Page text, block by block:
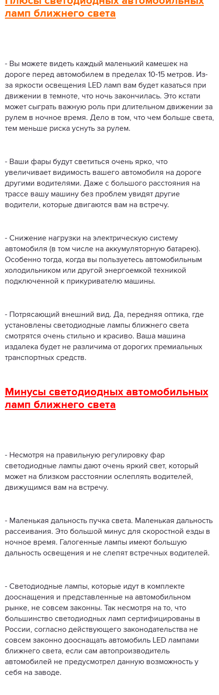
ламп ближнего света
- Вы можете видеть каждый маленький камешек на
дороге перед автомобилем в пределах 10-15 метров. Из-
за яркости освещения LED ламп вам будет казаться при
движении в темноте, что ночь закончилась. Это кстати
может сыграть важную роль при длительном движении за
рулем в ночное время. Дело в том, что чем больше света,
тем меньше риска уснуть за рулем.
- Ваши фары будут светиться очень ярко, что
увеличивает видимость вашего автомобиля на дороге
другими водителями. Даже с большого расстояния на
трассе вашу машину без проблем увидят другие
водители, которые двигаются вам на встречу.
- Снижение нагрузки на электрическую систему
автомобиля (в том числе на аккумуляторную батарею).
Особенно тогда, когда вы пользуетесь автомобильным
холодильником или другой энергоемкой техникой
подключенной к прикуривателю машины.
- Потрясающий внешний вид. Да, передняя оптика, где
установлены светодиодные лампы ближнего света
смотрятся очень стильно и красиво. Ваша машина
издалека будет не различима от дорогих премиальных
транспортных средств.
Минусы светодиодных автомобильных
ламп ближнего света
- Несмотря на правильную регулировку фар
светодиодные лампы дают очень яркий свет, который
может на близком расстоянии ослеплять водителей,
движущимся вам на встречу.
- Маленькая дальность пучка света. Маленькая дальность
рассеивания. Это большой минус для скоростной езды в
ночное время. Галогенные лампы имеют большую
дальность освещения и не слепят встречных водителей.
- Светодиодные лампы, которые идут в комплекте
дооснащения и представленные на автомобильном
рынке, не совсем законны. Так несмотря на то, что
большинство светодиодных ламп сертифицированы в
России, согласно действующего законодательства не
совсем законно дооснащать автомобиль LED лампами
ближнего света, если сам автопроизводитель
автомобилей не предусмотрел данную возможность у
себя на заводе.